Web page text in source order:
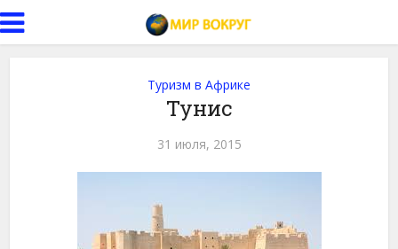
Туризм в Африке
Тунис
31 июля, 2015